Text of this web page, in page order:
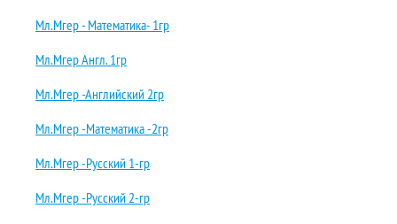
Мл.Мгер - Математика- 1гр
Мл.Мгер Англ. 1гр
Мл.Мгер -Английский 2гр
Мл.Мгер -Математика -2гр
Мл.Мгер -Русский 1-гр
Мл.Мгер -Русский 2-гр